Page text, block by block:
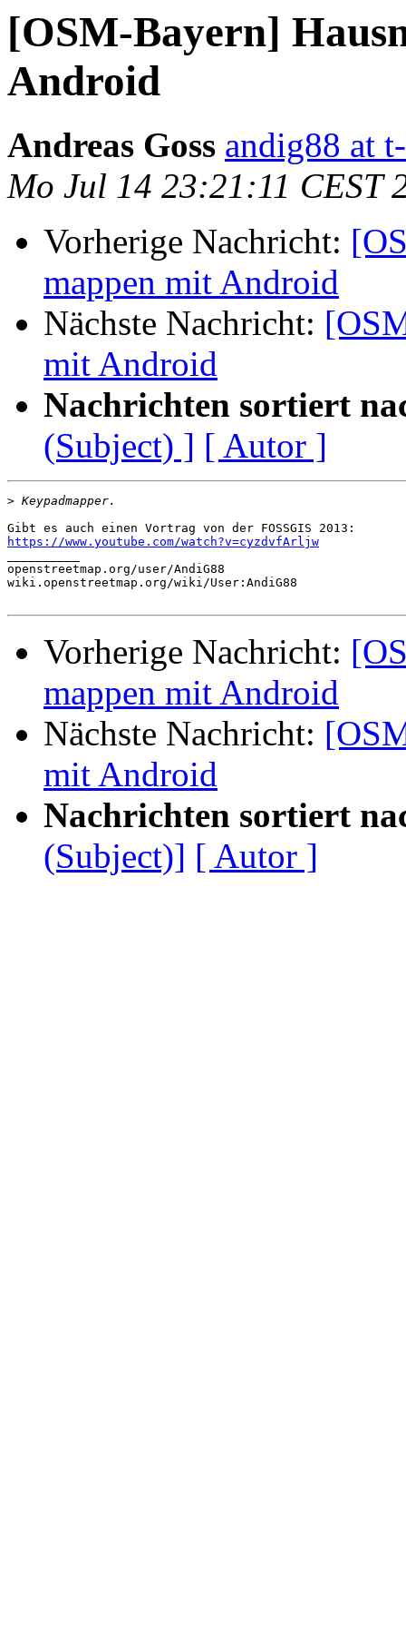
[OSM-Bayern]
Android
Andreas Goss andig88 at
Mo Jul 14 23:21:11 CEST
Vorherige Nachricht:
mappen mit Android
Nächste Nachricht:
mit Android
Nachrichten sortiert
(Subject) ] [ Autor ]
>
https://www.youtube.com/watch?v=cyzdvfArljw
openstreetmap.org/user/AndiG88
wiki.openstreetmap.org/wiki/User:AndiG88‎
Vorherige Nachricht:
mappen mit Android
Nächste Nachricht:
mit Android
Nachrichten sortiert
(Subject)] [ Autor ]